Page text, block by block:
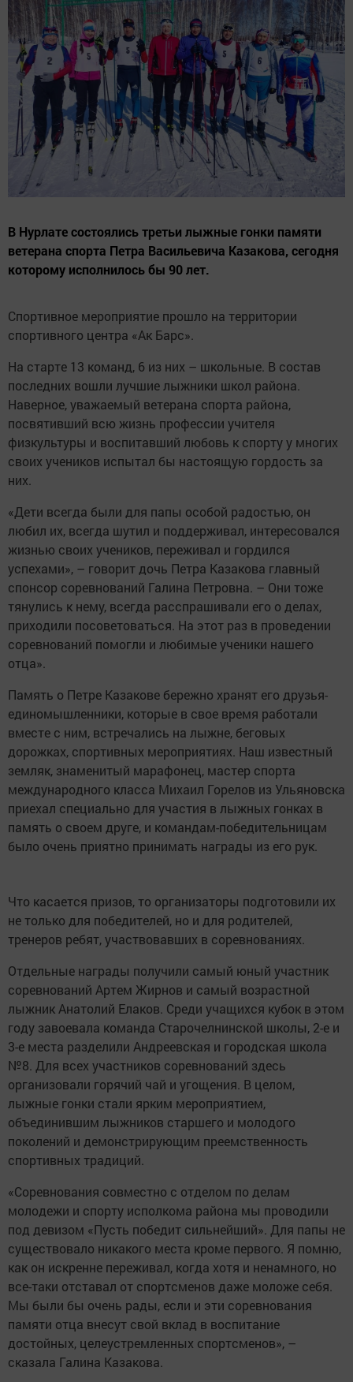
В Нурлате состоялись третьи лыжные гонки памяти
ветерана спорта Петра Васильевича Казакова, сегодня
которому исполнилось бы 90 лет.
Спортивное мероприятие прошло на территории
спортивного центра «Ак Барс».
На старте 13 команд, 6 из них – школьные. В состав
последних вошли лучшие лыжники школ района.
Наверное, уважаемый ветерана спорта района,
посвятивший всю жизнь профессии учителя
физкультуры и воспитавший любовь к спорту у многих
своих учеников испытал бы настоящую гордость за
них.
«Дети всегда были для папы особой радостью, он
любил их, всегда шутил и поддерживал, интересовался
жизнью своих учеников, переживал и гордился
успехами», – говорит дочь Петра Казакова главный
спонсор соревнований Галина Петровна. – Они тоже
тянулись к нему, всегда расспрашивали его о делах,
приходили посоветоваться. На этот раз в проведении
соревнований помогли и любимые ученики нашего
отца».
Память о Петре Казакове бережно хранят его друзья-
единомышленники, которые в свое время работали
вместе с ним, встречались на лыжне, беговых
дорожках, спортивных мероприятиях. Наш известный
земляк, знаменитый марафонец, мастер спорта
международного класса Михаил Горелов из Ульяновска
приехал специально для участия в лыжных гонках в
память о своем друге, и командам-победительницам
было очень приятно принимать награды из его рук.
Что касается призов, то организаторы подготовили их
не только для победителей, но и для родителей,
тренеров ребят, участвовавших в соревнованиях.
Отдельные награды получили самый юный участник
соревнований Артем Жирнов и самый возрастной
лыжник Анатолий Елаков. Среди учащихся кубок в этом
году завоевала команда Старочелнинской школы, 2-е и
3-е места разделили Андреевская и городская школа
№8. Для всех участников соревнований здесь
организовали горячий чай и угощения. В целом,
лыжные гонки стали ярким мероприятием,
объединившим лыжников старшего и молодого
поколений и демонстрирующим преемственность
спортивных традиций.
«Соревнования совместно с отделом по делам
молодежи и спорту исполкома района мы проводили
под девизом «Пусть победит сильнейший». Для папы не
существовало никакого места кроме первого. Я помню,
как он искренне переживал, когда хотя и ненамного, но
все-таки отставал от спортсменов даже моложе себя.
Мы были бы очень рады, если и эти соревнования
памяти отца внесут свой вклад в воспитание
достойных, целеустремленных спортсменов», –
сказала Галина Казакова.